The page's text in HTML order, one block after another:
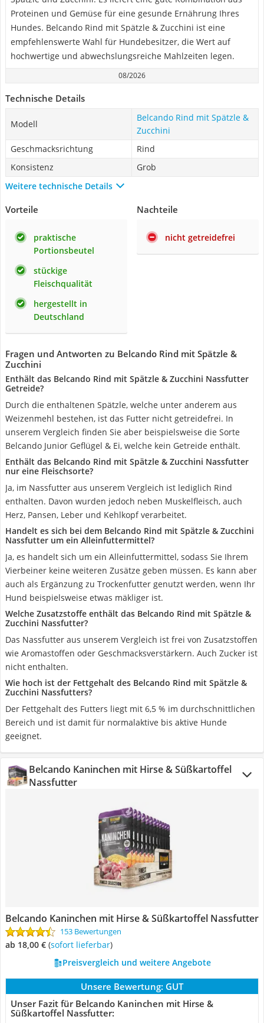
Proteinen und Gemüse für eine gesunde Ernährung Ihres
Hundes. Belcando Rind mit Spätzle & Zucchini ist eine
empfehlenswerte Wahl für Hundebesitzer, die Wert auf
hochwertige und abwechslungsreiche Mahlzeiten legen.
08/2026
Technische Details
Modell
Belcando Rind mit Spätzle &
Zucchini
Geschmacksrichtung
Rind
Konsistenz
Grob
Weitere technische Details
Vorteile
praktische
Portionsbeutel
stückige
Fleischqualität
hergestellt in
Deutschland
Nachteile
nicht getreidefrei
Fragen und Antworten zu Belcando Rind mit Spätzle &
Zucchini
Enthält das Belcando Rind mit Spätzle & Zucchini Nassfutter
Getreide?
Durch die enthaltenen Spätzle, welche unter anderem aus
Weizenmehl bestehen, ist das Futter nicht getreidefrei. In
unserem Vergleich finden Sie aber beispielsweise die Sorte
Belcando Junior Geflügel & Ei, welche kein Getreide enthält.
Enthält das Belcando Rind mit Spätzle & Zucchini Nassfutter
nur eine Fleischsorte?
Ja, im Nassfutter aus unserem Vergleich ist lediglich Rind
enthalten. Davon wurden jedoch neben Muskelfleisch, auch
Herz, Pansen, Leber und Kehlkopf verarbeitet.
Handelt es sich bei dem Belcando Rind mit Spätzle & Zucchini
Nassfutter um ein Alleinfuttermittel?
Ja, es handelt sich um ein Alleinfuttermittel, sodass Sie Ihrem
Vierbeiner keine weiteren Zusätze geben müssen. Es kann aber
auch als Ergänzung zu Trockenfutter genutzt werden, wenn Ihr
Hund beispielsweise etwas mäkliger ist.
Welche Zusatzstoffe enthält das Belcando Rind mit Spätzle &
Zucchini Nassfutter?
Das Nassfutter aus unserem Vergleich ist frei von Zusatzstoffen
wie Aromastoffen oder Geschmacksverstärkern. Auch Zucker ist
nicht enthalten.
Wie hoch ist der Fettgehalt des Belcando Rind mit Spätzle &
Zucchini Nassfutters?
Der Fettgehalt des Futters liegt mit 6,5 % im durchschnittlichen
Bereich und ist damit für normalaktive bis aktive Hunde
geeignet.
Belcando Kaninchen mit Hirse & Süßkartoffel
Nassfutter
Belcando Kaninchen mit Hirse & Süßkartoffel Nassfutter
153 Bewertungen
ab 18,00 € ( Sofort lieferbar)
Preisvergleich und weitere Angebote
Unsere Bewertung: GUT
Unser Fazit für Belcando Kaninchen mit Hirse &
Süßkartoffel Nassfutter: